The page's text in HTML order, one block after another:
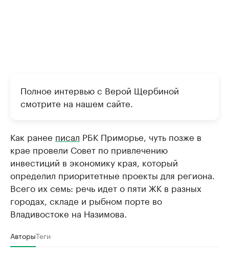
Полное интервью с Верой Щербиной
смотрите на нашем сайте.
Как ранее писал РБК Приморье, чуть позже в
крае провели Совет по привлечению
инвестиций в экономику края, который
определил приоритетные проекты для региона.
Всего их семь: речь идет о пяти ЖК в разных
городах, складе и рыбном порте во
Владивостоке на Назимова.
АвторыТеги